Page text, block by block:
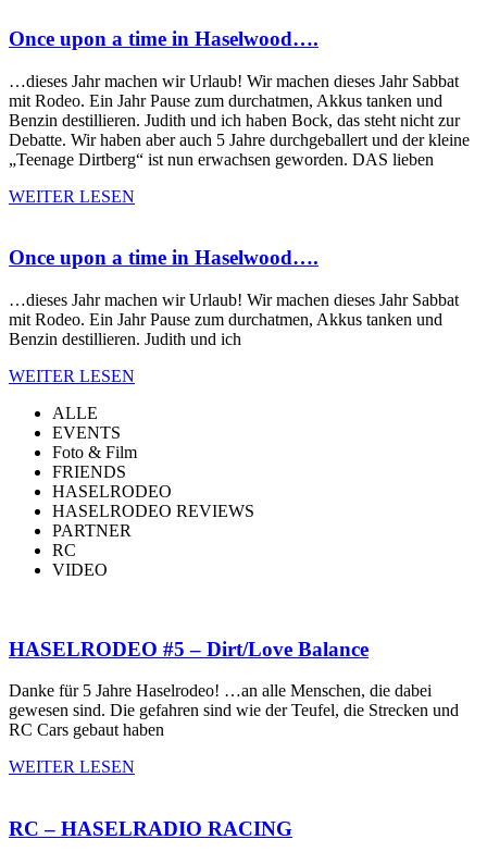
Once upon a time in Haselwood….
…dieses Jahr machen wir Urlaub! Wir machen dieses Jahr Sabbat
mit Rodeo. Ein Jahr Pause zum durchatmen, Akkus tanken und
Benzin destillieren. Judith und ich haben Bock, das steht nicht zur
Debatte. Wir haben aber auch 5 Jahre durchgeballert und der kleine
„Teenage Dirtberg“ ist nun erwachsen geworden. DAS lieben
WEITER LESEN
Once upon a time in Haselwood….
…dieses Jahr machen wir Urlaub! Wir machen dieses Jahr Sabbat
mit Rodeo. Ein Jahr Pause zum durchatmen, Akkus tanken und
Benzin destillieren. Judith und ich
WEITER LESEN
ALLE
EVENTS
Foto & Film
FRIENDS
HASELRODEO
HASELRODEO REVIEWS
PARTNER
RC
VIDEO
HASELRODEO #5 – Dirt/Love Balance
Danke für 5 Jahre Haselrodeo! …an alle Menschen, die dabei
gewesen sind. Die gefahren sind wie der Teufel, die Strecken und
RC Cars gebaut haben
WEITER LESEN
RC – HASELRADIO RACING